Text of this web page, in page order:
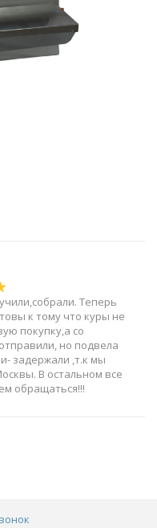
Теперь
к тому что куры не
покупку,а со
но подвела
задержали ,т.к мы
В остальном все
обращаться!!!